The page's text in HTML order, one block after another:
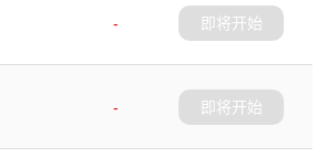
-
即将开始
-
即将开始